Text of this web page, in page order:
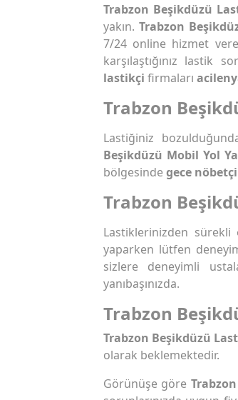
Trabzon Beşikdüzü
yakın. Trabzon
7/24 online hizmet
karşılaştığınız lastik
lastikçi firmaları
Trabzon
Lastiğiniz
Beşikdüzü Mobil Yol
bölgesindegece
Trabzon
Lastiklerinizden
yaparken lütfen
sizlere deneyimli
yanıbaşınızda.
Trabzon
Trabzon Beşikdüzü
olarak beklemektedir.
Görünüşe göre